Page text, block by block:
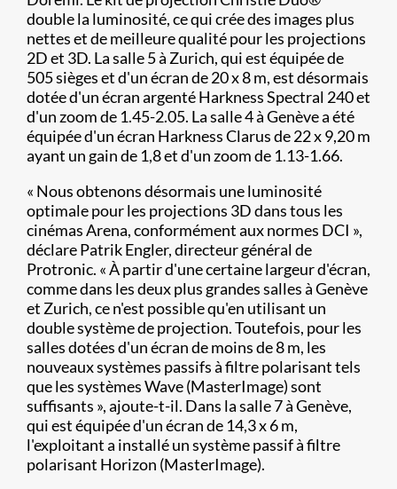
double la luminosité, ce qui crée des images plus
nettes et de meilleure qualité pour les projections
2D et 3D. La salle 5 à Zurich, qui est équipée de
505 sièges et d'un écran de 20 x 8 m, est désormais
dotée d'un écran argenté Harkness Spectral 240 et
d'un zoom de 1.45-2.05. La salle 4 à Genève a été
équipée d'un écran Harkness Clarus de 22 x 9,20 m
ayant un gain de 1,8 et d'un zoom de 1.13-1.66.
« Nous obtenons désormais une luminosité
optimale pour les projections 3D dans tous les
cinémas Arena, conformément aux normes DCI »,
déclare Patrik Engler, directeur général de
Protronic. « À partir d'une certaine largeur d'écran,
comme dans les deux plus grandes salles à Genève
et Zurich, ce n'est possible qu'en utilisant un
double système de projection. Toutefois, pour les
salles dotées d'un écran de moins de 8 m, les
nouveaux systèmes passifs à filtre polarisant tels
que les systèmes Wave (MasterImage) sont
suffisants », ajoute-t-il. Dans la salle 7 à Genève,
qui est équipée d'un écran de 14,3 x 6 m,
l'exploitant a installé un système passif à filtre
polarisant Horizon (MasterImage).